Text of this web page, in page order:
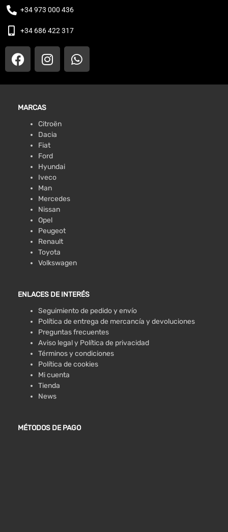
+34 973 000 436
+34 686 422 317
MARCAS
Citroën
Dacia
Fiat
Ford
Hyundai
Iveco
Man
Mercedes
Nissan
Opel
Peugeot
Renault
Toyota
Volkswagen
ENLACES DE INTERÉS
Seguimiento de pedido y envío
Política de entrega de mercancía y devoluciones
Preguntas frecuentes
Aviso legal y Política de privacidad
Términos y condiciones
Política de cookies
Mi cuenta
Tienda
News
MÉTODOS DE PAGO